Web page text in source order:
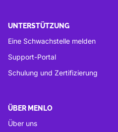
UNTERSTÜTZUNG
Eine Schwachstelle melden
Support-Portal
Schulung und Zertifizierung
ÜBER MENLO
Über uns